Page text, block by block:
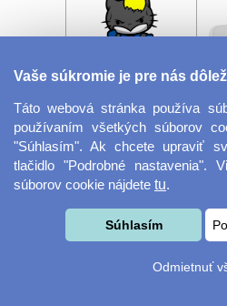
Velkoformátová
fotografie
Vaše súkromie je pre nás
Táto webová stránka používa
používaním všetkých súborov
"Súhlasím". Ak chcete upraviť
tlačidlo "Podrobné nastavenia".
súborov cookie nájdete tu.
Súhlasím
Odmietnuť